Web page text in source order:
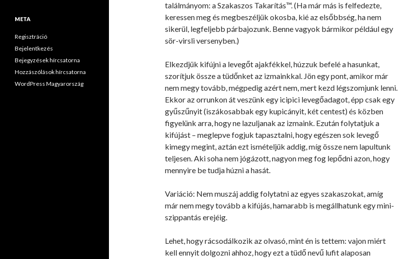
találmányom: a Szakaszos Takarítás™. (Ha már más is felfedezte,
keressen meg és megbeszéljük okosba, kié az elsőbbség, ha nem
sikerül, legfeljebb párbajozunk. Benne vagyok bármikor például egy
sör-virsli versenyben.)
Elkezdjük kifújni a levegőt ajakfékkel, húzzuk befelé a hasunkat,
szorítjuk össze a tüdőnket az izmainkkal. Jön egy pont, amikor már
nem megy tovább, mégpedig azért nem, mert kezd légszomjunk lenni.
Ekkor az orrunkon át veszünk egy icipici levegőadagot, épp csak egy
gyűszűnyit (iszákosabbak egy kupicányit, két centest) és közben
figyelünk arra, hogy ne lazuljanak az izmaink. Ezután folytatjuk a
kifújást – meglepve fogjuk tapasztalni, hogy egészen sok levegő
kimegy megint, aztán ezt ismételjük addig, míg össze nem lapultunk
teljesen. Aki soha nem jógázott, nagyon meg fog lepődni azon, hogy
mennyire be tudja húzni a hasát.
Variáció: Nem muszáj addig folytatni az egyes szakaszokat, amíg
már nem megy tovább a kifújás, hamarabb is megállhatunk egy mini-
szippantás erejéig.
Lehet, hogy rácsodálkozik az olvasó, mint én is tettem: vajon miért
kell ennyit dolgozni ahhoz, hogy ezt a tüdő nevű lufit alaposan
META
Regisztráció
Bejelentkezés
Bejegyzések hírcsatorna
Hozzászólások hírcsatorna
WordPress Magyarország